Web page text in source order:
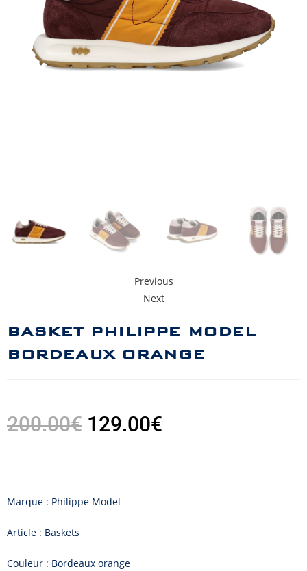
Previous
Next
BASKET PHILIPPE MODEL
BORDEAUX ORANGE
200.00€ 129.00€
Marque : Philippe Model
Article : Baskets
Couleur : Bordeaux orange